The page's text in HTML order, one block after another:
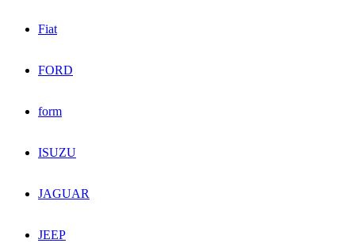
Fiat
FORD
form
ISUZU
JAGUAR
JEEP